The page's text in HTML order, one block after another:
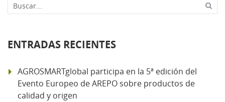
Buscar...
ENTRADAS RECIENTES
AGROSMARTglobal participa en la 5ª edición del
Evento Europeo de AREPO sobre productos de
calidad y origen